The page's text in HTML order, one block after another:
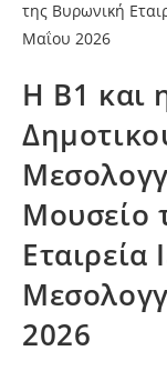
Η Β1 και
Μουσείο
Εταιρεία
2026